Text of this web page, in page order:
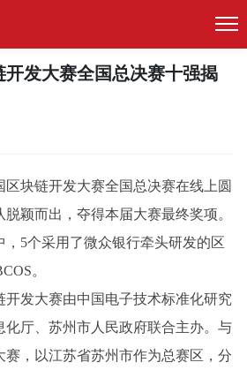
发大赛全国总决赛十强揭
区块链开发大赛全国总决赛在线上圆
颖而出，夺得本届大赛最终奖项。
，5个采用了微众银行牵头研发的区
。
开发大赛由中国电子技术标准化研究
化厅、苏州市人民政府联合主办。与
赛，以江苏省苏州市作为总赛区，分